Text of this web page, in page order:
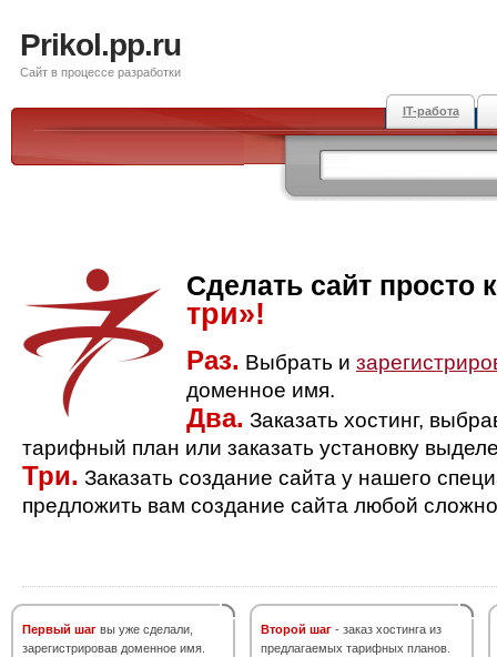
Prikol.pp.ru
Сайт в процессе разработки
IT-работа
Сделать сайт просто
три»!
Раз. Выбрать и
доменное имя.
Два. Заказать хостинг,
тарифный план или заказать установку
Три. Заказать создание сайта у нашего
предложить вам создание сайта любой
Первый шаг вы уже сделали,
зарегистрировав доменное имя.
Второй шаг - заказ хостинга из
предлагаемых тарифных планов.